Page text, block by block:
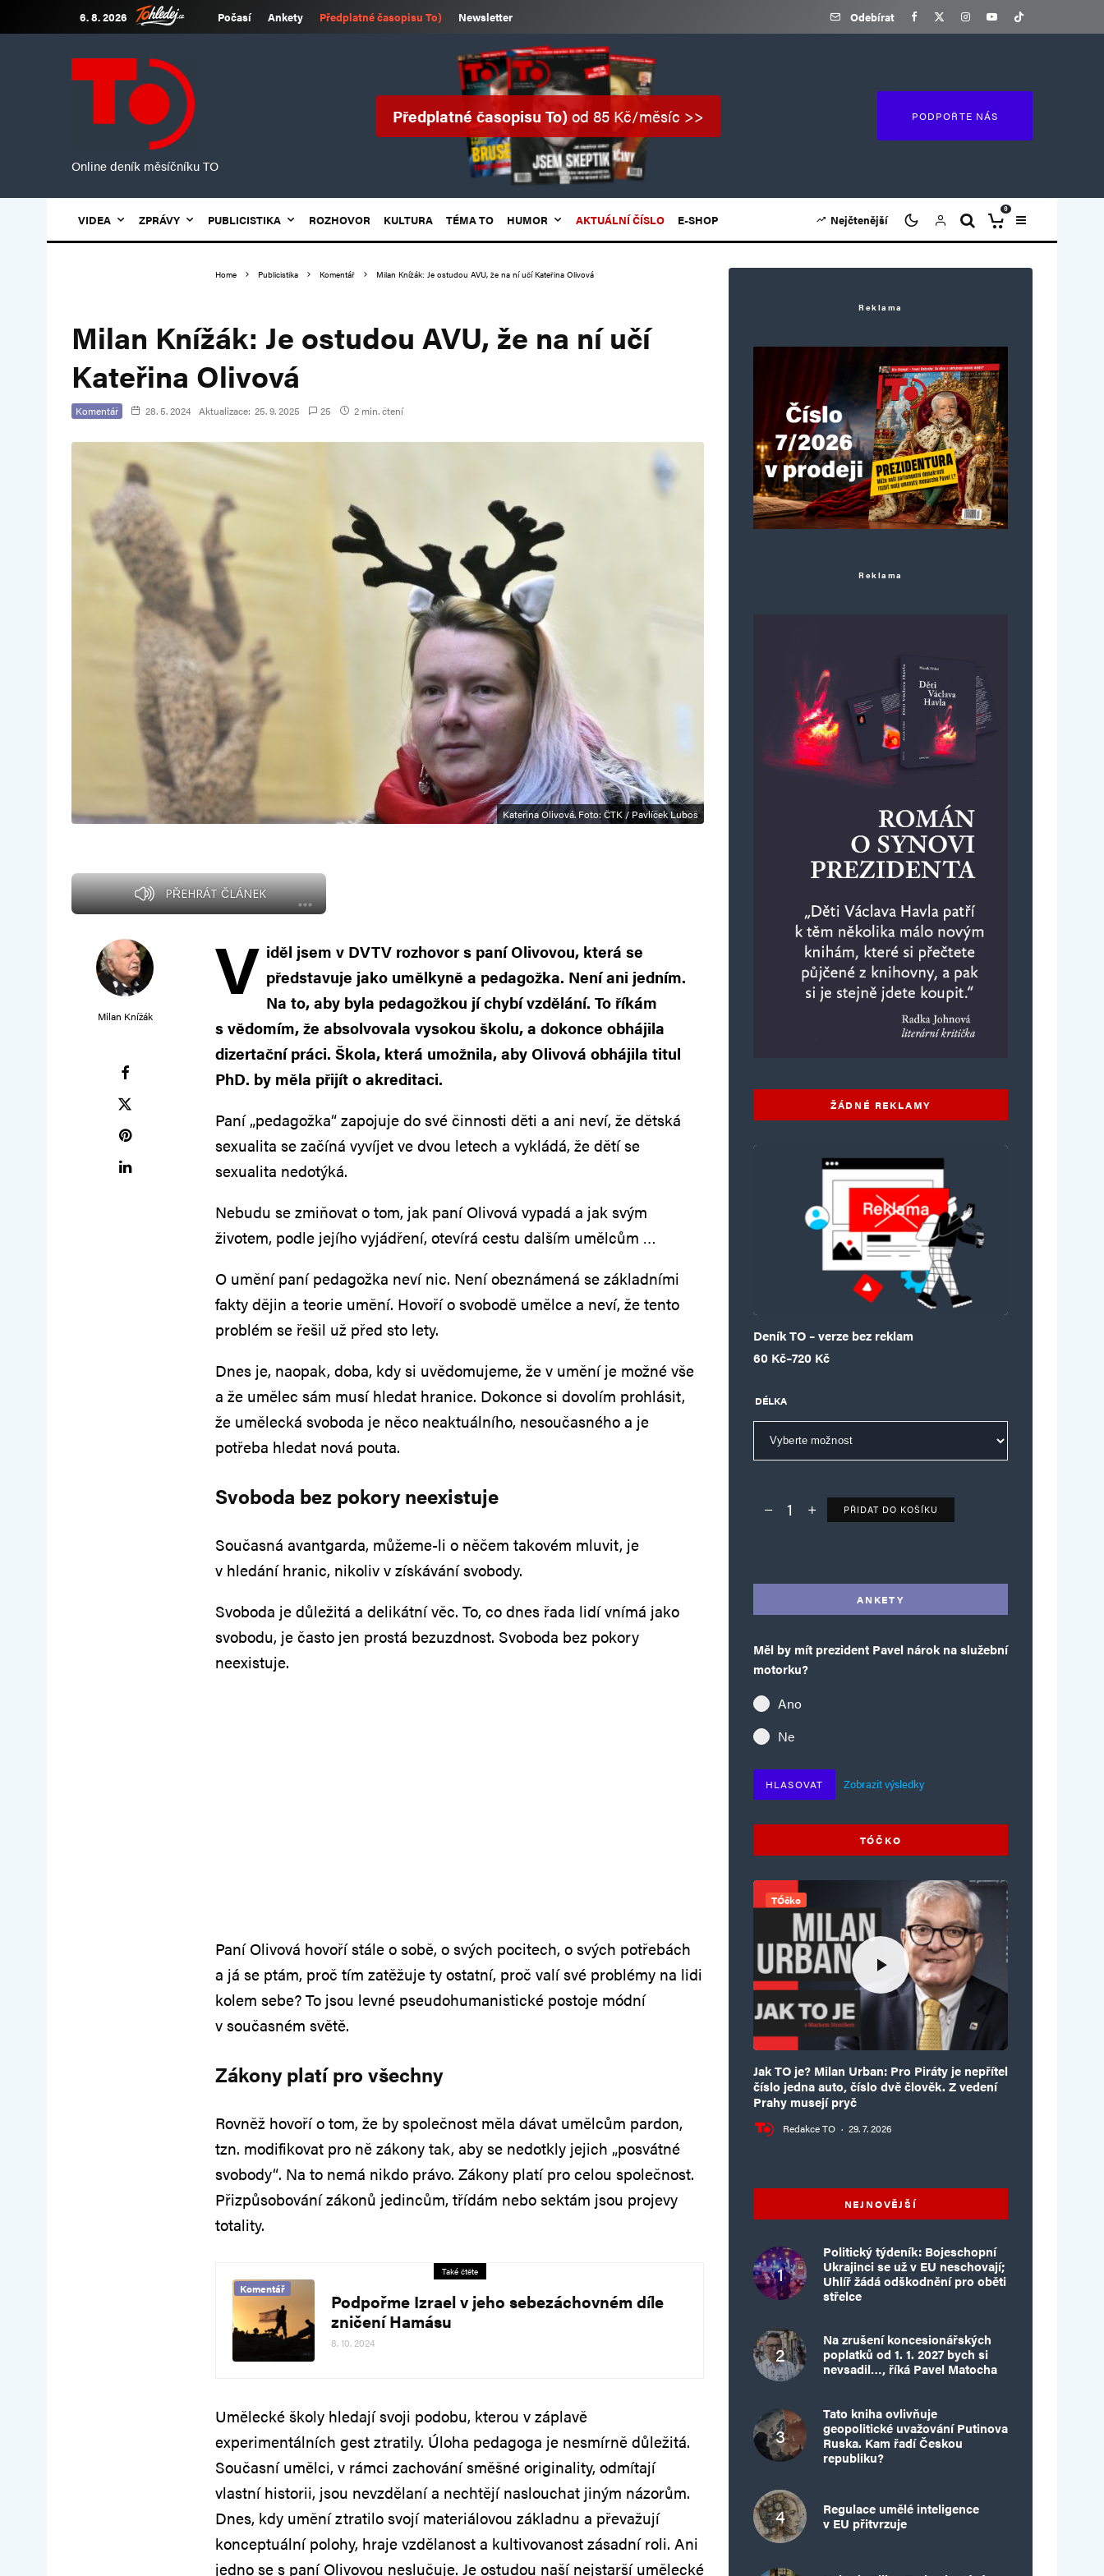
6. 8. 2026 Počasí Ankety Předplatné časopisu To) Newsletter Odebírat
Online deník měsíčníku TO
Předplatné časopisu To)od 85 Kč/měsíc >> PODPOŘTE NÁS
VIDEA ZPRÁVY PUBLICISTIKA ROZHOVOR KULTURA TÉMA TO HUMOR AKTUÁLNÍ ČÍSLO E-SHOP Nejčtenější
0
Home Publicistika Komentář Milan Knížák: Je ostudou AVU, že na ní učí Kateřina Olivová
Milan Knížák: Je ostudou AVU, že na ní učí
Kateřina Olivová
Komentář 28. 5. 2024 Aktualizace: 25. 9. 2025 25 2 min. čtení
Kateřina Olivová. Foto: ČTK / Pavlíček Luboš
PŘEHRÁT ČLÁNEK
Milan Knížák
V iděl jsem v DVTV rozhovor s paní Olivovou, která se
představuje jako umělkyně a pedagožka. Není ani jedním.
Na to, aby byla pedagožkou jí chybí vzdělání. To říkám
s vědomím, že absolvovala vysokou školu, a dokonce obhájila
dizertační práci. Škola, která umožnila, aby Olivová obhájila titul
PhD. by měla přijít o akreditaci.
Paní „pedagožka“ zapojuje do své činnosti děti a ani neví, že dětská
sexualita se začíná vyvíjet ve dvou letech a vykládá, že dětí se
sexualita nedotýká.
Nebudu se zmiňovat o tom, jak paní Olivová vypadá a jak svým
životem, podle jejího vyjádření, otevírá cestu dalším umělcům …
O umění paní pedagožka neví nic. Není obeznámená se základními
fakty dějin a teorie umění. Hovoří o svobodě umělce a neví, že tento
problém se řešil už před sto lety.
Dnes je, naopak, doba, kdy si uvědomujeme, že v umění je možné vše
a že umělec sám musí hledat hranice. Dokonce si dovolím prohlásit,
že umělecká svoboda je něco neaktuálního, nesoučasného a je
potřeba hledat nová pouta.
Svoboda bez pokory neexistuje
Současná avantgarda, můžeme-li o něčem takovém mluvit, je
v hledání hranic, nikoliv v získávání svobody.
Svoboda je důležitá a delikátní věc. To, co dnes řada lidí vnímá jako
svobodu, je často jen prostá bezuzdnost. Svoboda bez pokory
neexistuje.
Paní Olivová hovoří stále o sobě, o svých pocitech, o svých potřebách
a já se ptám, proč tím zatěžuje ty ostatní, proč valí své problémy na lidi
kolem sebe? To jsou levné pseudohumanistické postoje módní
v současném světě.
Zákony platí pro všechny
Rovněž hovoří o tom, že by společnost měla dávat umělcům pardon,
tzn. modifikovat pro ně zákony tak, aby se nedotkly jejich „posvátné
svobody“. Na to nemá nikdo právo. Zákony platí pro celou společnost.
Přizpůsobování zákonů jedincům, třídám nebo sektám jsou projevy
totality.
Také čtěte
Komentář
Podpořme Izrael v jeho sebezáchovném díle
zničení Hamásu
8. 10. 2024
Umělecké školy hledají svoji podobu, kterou v záplavě
experimentálních gest ztratily. Úloha pedagoga je nesmírně důležitá.
Současní umělci, v rámci zachování směšné originality, odmítají
vlastní historii, jsou nevzdělaní a nechtějí naslouchat jiným názorům.
Dnes, kdy umění ztratilo svojí materiálovou základnu a převažují
konceptuální polohy, hraje vzdělanost a kultivovanost zásadní roli. Ani
jedno se s paní Olivovou neslučuje. Je ostudou naší nejstarší umělecké
Reklama
Reklama
ŽÁDNÉ REKLAMY
Deník TO – verze bez reklam
60 Kč–720 Kč
Rozpětí cen: 60 Kč až 720 Kč
DÉLKA
Deník TO – verze bez reklam množství
PŘIDAT DO KOŠÍKU
ANKETY
Měl by mít prezident Pavel nárok na služební
motorku?
Ano
Ne
HLASOVAT Zobrazit výsledky
TÓČKO
TÓčko
Jak TO je? Milan Urban: Pro Piráty je nepřítel
číslo jedna auto, číslo dvě člověk. Z vedení
Prahy musejí pryč
Redakce TO · 29. 7. 2026
NEJNOVĚJŠÍ
Politický týdeník: Bojeschopní
Ukrajinci se už v EU neschovají;
Uhlíř žádá odškodnění pro oběti
střelce
Na zrušení koncesionářských
poplatků od 1. 1. 2027 bych si
nevsadil…, říká Pavel Matocha
Tato kniha ovlivňuje
geopolitické uvažování Putinova
Ruska. Kam řadí Českou
republiku?
Regulace umělé inteligence
v EU přitvrzuje